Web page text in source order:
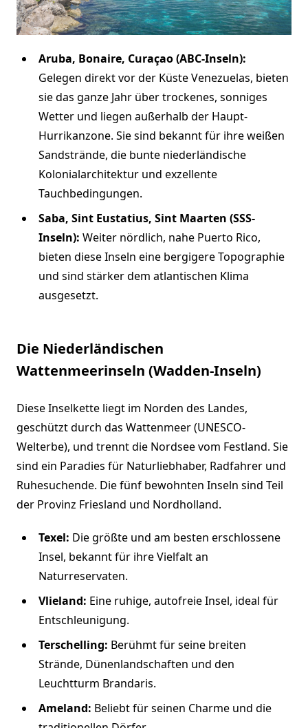
Aruba, Bonaire, Curaçao (ABC-Inseln):
Gelegen direkt vor der Küste Venezuelas, bieten
sie das ganze Jahr über trockenes, sonniges
Wetter und liegen außerhalb der Haupt-
Hurrikanzone. Sie sind bekannt für ihre weißen
Sandstrände, die bunte niederländische
Kolonialarchitektur und exzellente
Tauchbedingungen.
Saba, Sint Eustatius, Sint Maarten (SSS-
Inseln): Weiter nördlich, nahe Puerto Rico,
bieten diese Inseln eine bergigere Topographie
und sind stärker dem atlantischen Klima
ausgesetzt.
Die Niederländischen
Wattenmeerinseln (Wadden-Inseln)
Diese Inselkette liegt im Norden des Landes,
geschützt durch das Wattenmeer (UNESCO-
Welterbe), und trennt die Nordsee vom Festland. Sie
sind ein Paradies für Naturliebhaber, Radfahrer und
Ruhesuchende. Die fünf bewohnten Inseln sind Teil
der Provinz Friesland und Nordholland.
Texel: Die größte und am besten erschlossene
Insel, bekannt für ihre Vielfalt an
Naturreservaten.
Vlieland: Eine ruhige, autofreie Insel, ideal für
Entschleunigung.
Terschelling: Berühmt für seine breiten
Strände, Dünenlandschaften und den
Leuchtturm Brandaris.
Ameland: Beliebt für seinen Charme und die